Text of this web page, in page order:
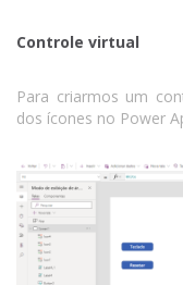
Controle virtual
Para criarmos um
dos ícones no Power